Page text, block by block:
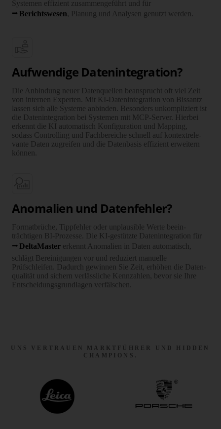
Systemen effizient zusammen­geführt und für
Berichts­wesen, Planung und Analysen genutzt werden.
Aufwendige Datenintegration?
Die Anbindung neuer Datenquellen beansprucht oft viel Zeit
von internen Experten. Mit KI-Dateninte­gration von Bissantz
lassen sich alle Systeme anbinden. Besonders unkom­pli­ziert ist
die Daten­inte­gration bei Systemen mit MCP-Server. Hierbei
erkennt die KI auto­ma­tisch Konfi­gu­ration und Mapping,
sodass Controlling und Fach­be­reiche schnell auf kontext­rele­
vante Daten zugreifen und die Daten­basis effi­zient erweitern
können.
Anomalien und Datenfehler?
Formatbrüche, Tippfehler oder unplausible Werte beein­
trächtigen BI-Prozesse. Die KI-gestützte Dateninte­gration für
DeltaMaster erkennt Anomalien in Daten auto­matisch,
schlägt Berei­ni­gungen vor und reduziert manuelle
Prüfschleifen. Dadurch gewinnen Sie Zeit, erhöhen die Daten­
qualität und sichern verlässliche Kennzahlen, bevor sie Ihre
Entschei­dungs­grundlagen verfälschen.
UNS VERTRAUEN MARKTFÜHRER UND HIDDEN
CHAMPIONS.